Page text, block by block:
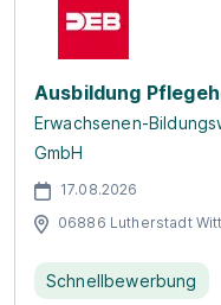
Ausbildung
Erwachsenen-
GmbH
17.08.2026
06886 Lutherstadt
Schnellbewerbung